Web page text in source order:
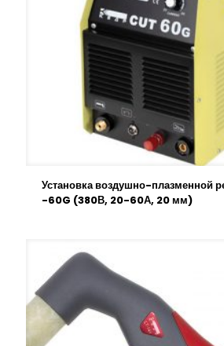
Установка воздушно-плазменной
-60G (380В, 20-60А, 20 мм)